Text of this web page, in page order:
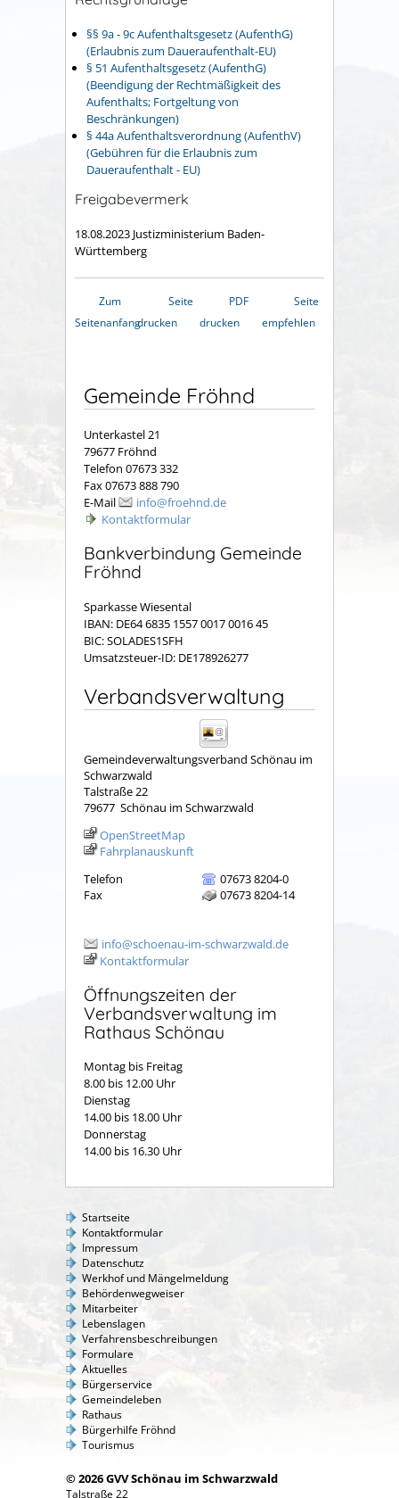
§§ 9a - 9c Aufenthaltsgesetz (AufenthG)
(Erlaubnis zum Daueraufenthalt-EU)
§ 51 Aufenthaltsgesetz (AufenthG)
(Beendigung der Rechtmäßigkeit des
Aufenthalts; Fortgeltung von
Beschränkungen)
§ 44a Aufenthaltsverordnung (AufenthV)
(Gebühren für die Erlaubnis zum
Daueraufenthalt - EU)
Freigabevermerk
18.08.2023 Justizministerium Baden-
Württemberg
Zum
Seitenanfang
Seite
drucken
PDF
drucken
Seite
empfehlen
Gemeinde Fröhnd
Unterkastel 21
79677 Fröhnd
Telefon 07673 332
Fax 07673 888 790
E-Mail
info@froehnd.de
Kontaktformular
Bankverbindung Gemeinde
Fröhnd
Sparkasse Wiesental
IBAN: DE64 6835 1557 0017 0016 45
BIC: SOLADES1SFH
Umsatzsteuer-ID: DE178926277
Verbandsverwaltung
Gemeindeverwaltungsverband Schönau im
Schwarzwald
Talstraße 22
79677 Schönau im Schwarzwald
OpenStreetMap
Fahrplanauskunft
Telefon
07673 8204-0
Fax
07673 8204-14
info@schoenau-im-schwarzwald.de
Kontaktformular
Öffnungszeiten der
Verbandsverwaltung im
Rathaus Schönau
Montag bis Freitag
8.00 bis 12.00 Uhr
Dienstag
14.00 bis 18.00 Uhr
Donnerstag
14.00 bis 16.30 Uhr
Startseite
Kontaktformular
Impressum
Datenschutz
Werkhof und Mängelmeldung
Behördenwegweiser
Mitarbeiter
Lebenslagen
Verfahrensbeschreibungen
Formulare
Aktuelles
Bürgerservice
Gemeindeleben
Rathaus
Bürgerhilfe Fröhnd
Tourismus
© 2026 GVV Schönau im Schwarzwald
Talstraße 22